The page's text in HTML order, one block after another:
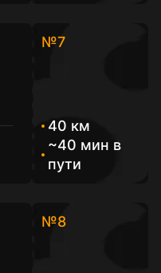
№7
40 км
~40 мин в
пути
№8